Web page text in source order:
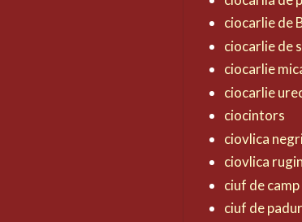
ciocarlie de
ciocarlie de
ciocarlie
ciocarlie
ciocintors
ciovlica
ciovlica
ciuf de camp
ciuf de